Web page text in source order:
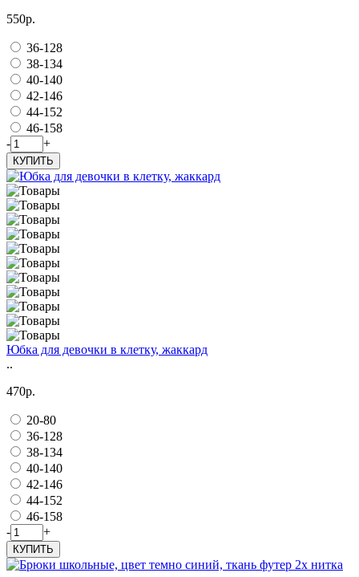
550р.
36-128
38-134
40-140
42-146
44-152
46-158
-
+
КУПИТЬ
Юбка для девочки в клетку, жаккард
..
470р.
20-80
36-128
38-134
40-140
42-146
44-152
46-158
-
+
КУПИТЬ